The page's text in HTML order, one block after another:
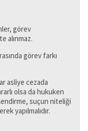
görev
alınmaz.
görev farkı
asliye cezada
olsa da hukuken
suçun niteliği
yapılmalıdır.